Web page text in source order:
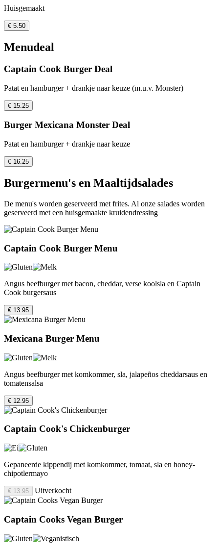
Huisgemaakt
€ 5.50
Menudeal
Captain Cook Burger Deal
Patat en hamburger + drankje naar keuze (m.u.v. Monster)
€ 15.25
Burger Mexicana Monster Deal
Patat en hamburger + drankje naar keuze
€ 16.25
Burgermenu's en Maaltijdsalades
De menu's worden geserveerd met frites. Al onze salades worden
geserveerd met een huisgemaakte kruidendressing
Captain Cook Burger Menu
Angus beefburger met bacon, cheddar, verse koolsla en Captain
Cook burgersaus
€ 13.95
Mexicana Burger Menu
Angus beefburger met komkommer, sla, jalapeños cheddarsaus en
tomatensalsa
€ 12.95
Captain Cook's Chickenburger
Gepaneerde kippendij met komkommer, tomaat, sla en honey-
chipotlermayo
€ 13.95 Uitverkocht
Captain Cooks Vegan Burger